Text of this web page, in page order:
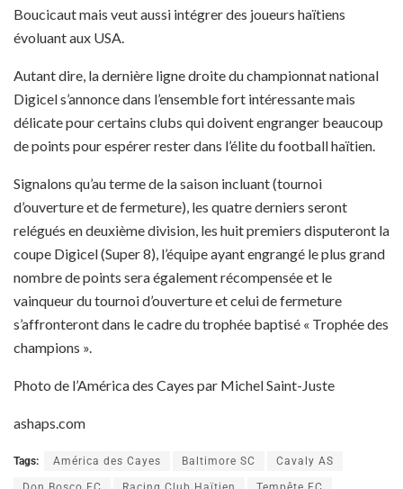
Boucicaut mais veut aussi intégrer des joueurs haïtiens
évoluant aux USA.
Autant dire, la dernière ligne droite du championnat national
Digicel s’annonce dans l’ensemble fort intéressante mais
délicate pour certains clubs qui doivent engranger beaucoup
de points pour espérer rester dans l’élite du football haïtien.
Signalons qu’au terme de la saison incluant (tournoi
d’ouverture et de fermeture), les quatre derniers seront
relégués en deuxième division, les huit premiers disputeront la
coupe Digicel (Super 8), l’équipe ayant engrangé le plus grand
nombre de points sera également récompensée et le
vainqueur du tournoi d’ouverture et celui de fermeture
s’affronteront dans le cadre du trophée baptisé « Trophée des
champions ».
Photo de l’América des Cayes par Michel Saint-Juste
ashaps.com
Tags: América des Cayes Baltimore SC Cavaly AS